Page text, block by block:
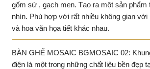
gốm sứ , gạch men. Tạo ra một sản
nhìn. Phù hợp với rất nhiều không gian
và hoa văn họa tiết khác nhau.
BÀN GHẾ MOSAIC BGMOSAIC 02:
điện là một trong những chất liệu bền đẹp